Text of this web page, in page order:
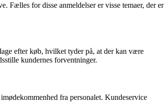
Fælles for disse anmeldelser er visse temaer, der er
efter køb, hvilket tyder på, at der kan være
kundernes forventninger.
fra personalet. Kundeservice